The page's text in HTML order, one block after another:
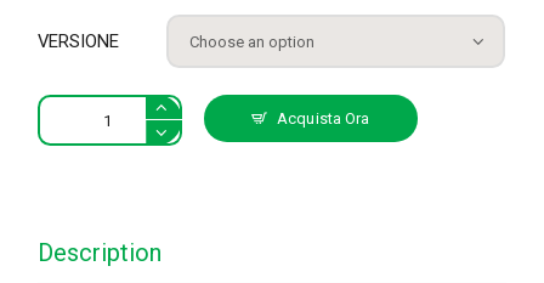
VERSIONE
Il
servizio
sanitario
Acquista Ora
Description